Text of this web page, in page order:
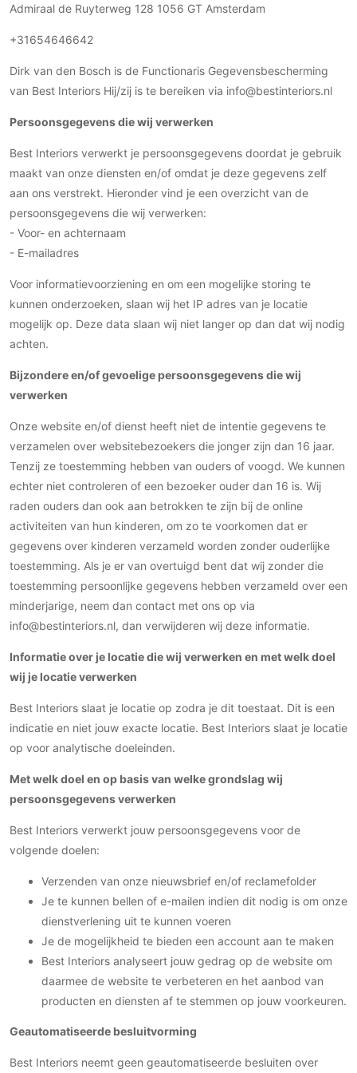
Woondecoratie
Roomdividers
Meubels
Verlichting
Haarden
Glas
Interieurbouw
Trappen
Keuken
Keukens
Keukenapparatuur
Keukenbladen
Keukenaccessoires
Keukenkranen
Ramen en deuren
Binnendeuren
Aluminium deuren
Houten deuren
Stalen deuren
Systeemwanden
Deurbeslag
Raambeslag
Meubelbeslag
Vloer
Vloeren
Beton Ciré vloeren
PVC vloeren
Gietvloeren
Houten vloeren
Natuursteen en keramiek vloeren
Vloerkleden
Wandafwerking
Behang / Wandtextiel
Natuursteen en keramiek
Leer
Schilderwerk
Stucwerk
Ramen
Glazen wandsystemen
Garagedeuren
Zonwering
Buitenshutters
Overig
3D visualisaties
Gevelstenen
Stucwerk
Schilderwerk buiten
Tuinmeubelen
Tuinverlichting
Omheining
Hekwerken en poorten
Zwembad en zwemvijver
Tuin wellness
Vloer
Buitenvloeren
Natuursteen en keramiek
buitenvloeren
Vlonders
Zonwering
Zonwering buiten
Kinderkamer
Serre/Veranda
Wellness
Werkkamer
Wijnkelder
Woonkamer
Buitenkijken
Terrasoverkapping
Tuin
Villa
Zakelijk
Horeca
Kantoor
Admiraal de Ruyterweg 128 1056 GT Amsterdam
+31654646642
Dirk van den Bosch is de Functionaris Gegevensbescherming
van Best Interiors Hij/zij is te bereiken via info@bestinteriors.nl
Persoonsgegevens die wij verwerken
Best Interiors verwerkt je persoonsgegevens doordat je gebruik
maakt van onze diensten en/of omdat je deze gegevens zelf
aan ons verstrekt. Hieronder vind je een overzicht van de
persoonsgegevens die wij verwerken:
- Voor- en achternaam
- E-mailadres
Voor informatievoorziening en om een mogelijke storing te
kunnen onderzoeken, slaan wij het IP adres van je locatie
mogelijk op. Deze data slaan wij niet langer op dan dat wij nodig
achten.
Bijzondere en/of gevoelige persoonsgegevens die wij
verwerken
Onze website en/of dienst heeft niet de intentie gegevens te
verzamelen over websitebezoekers die jonger zijn dan 16 jaar.
Tenzij ze toestemming hebben van ouders of voogd. We kunnen
echter niet controleren of een bezoeker ouder dan 16 is. Wij
raden ouders dan ook aan betrokken te zijn bij de online
activiteiten van hun kinderen, om zo te voorkomen dat er
gegevens over kinderen verzameld worden zonder ouderlijke
toestemming. Als je er van overtuigd bent dat wij zonder die
toestemming persoonlijke gegevens hebben verzameld over een
minderjarige, neem dan contact met ons op via
info@bestinteriors.nl, dan verwijderen wij deze informatie.
Informatie over je locatie die wij verwerken en met welk doel
wij je locatie verwerken
Best Interiors slaat je locatie op zodra je dit toestaat. Dit is een
indicatie en niet jouw exacte locatie. Best Interiors slaat je locatie
op voor analytische doeleinden.
Met welk doel en op basis van welke grondslag wij
persoonsgegevens verwerken
Best Interiors verwerkt jouw persoonsgegevens voor de
volgende doelen:
Verzenden van onze nieuwsbrief en/of reclamefolder
Je te kunnen bellen of e-mailen indien dit nodig is om onze
dienstverlening uit te kunnen voeren
Je de mogelijkheid te bieden een account aan te maken
Best Interiors analyseert jouw gedrag op de website om
daarmee de website te verbeteren en het aanbod van
producten en diensten af te stemmen op jouw voorkeuren.
Geautomatiseerde besluitvorming
Best Interiors neemt geen geautomatiseerde besluiten over